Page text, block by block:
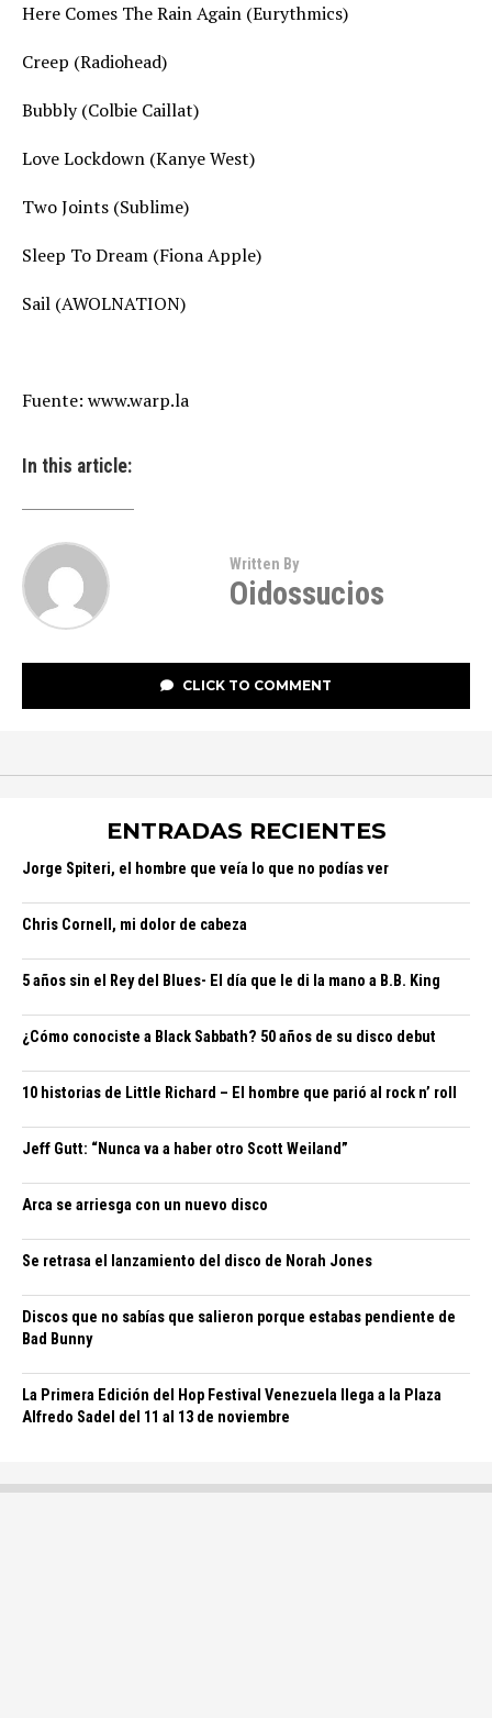
Here Comes The Rain Again (Eurythmics)
Creep (Radiohead)
Bubbly (Colbie Caillat)
Love Lockdown (Kanye West)
Two Joints (Sublime)
Sleep To Dream (Fiona Apple)
Sail (AWOLNATION)
Fuente: www.warp.la
In this article:
Written By
Oidossucios
CLICK TO COMMENT
ENTRADAS RECIENTES
Jorge Spiteri, el hombre que veía lo que no podías ver
Chris Cornell, mi dolor de cabeza
5 años sin el Rey del Blues- El día que le di la mano a B.B. King
¿Cómo conociste a Black Sabbath? 50 años de su disco debut
10 historias de Little Richard – El hombre que parió al rock n’ roll
Jeff Gutt: “Nunca va a haber otro Scott Weiland”
Arca se arriesga con un nuevo disco
Se retrasa el lanzamiento del disco de Norah Jones
Discos que no sabías que salieron porque estabas pendiente de
Bad Bunny
La Primera Edición del Hop Festival Venezuela llega a la Plaza
Alfredo Sadel del 11 al 13 de noviembre